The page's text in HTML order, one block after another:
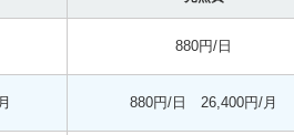
880円/日
880円/日 26,400円/月